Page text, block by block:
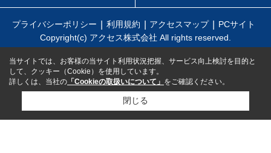
プライバシーポリシー 利用規約 アクセスマップ
PCサイト
Copyright(c) アクセス株式会社 All rights reserved.
当サイトでは、お客様の当サイト利用状況把握、サービス向上検討を目的と
して、クッキー（Cookie）を使用しています。
詳しくは、当社の 「Cookieの取扱いについて」 をご確認ください。
閉じる